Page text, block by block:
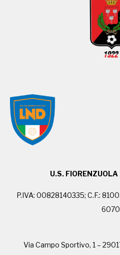
U.S.
P.IVA: 00828140335; C.F.:
Via Campo Sportivo, 1 –